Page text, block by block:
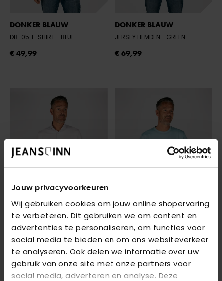
Jouw privacyvoorkeuren
Wij gebruiken cookies om jouw online shopervaring
te verbeteren. Dit gebruiken we om content en
advertenties te personaliseren, om functies voor
social media te bieden en om ons websiteverkeer
te analyseren. Ook delen we informatie over uw
gebruik van onze site met onze partners voor
social media, adverteren en analyse. Deze
DONKER BLAUW
DB-05 T-SHIRT - BLUE
€ 49,99
DONKER BLAUW
JERSEY HEMDEN - GREEN
€ 69,99
DONKER BLAUW
JERSEY HEMDEN- WHITE
€ 69,99
DONKER BLAUW
DB-01 T-SHIRT- BLUE
€ 49,99